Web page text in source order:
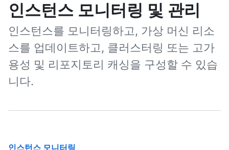
인스턴스 모니터링 및 관리
인스턴스를 모니터링하고, 가상 머신 리소
스를 업데이트하고, 클러스터링 또는 고가
용성 및 리포지토리 캐싱을 구성할 수 있습
니다.
인스턴스 모니터링